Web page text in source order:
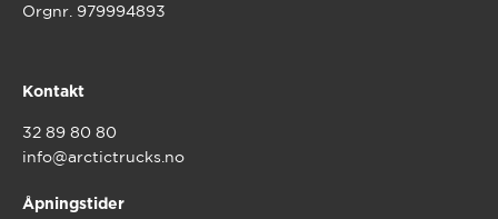
Orgnr. 979994893
Kontakt
32 89 80 80
info@arctictrucks.no
Åpningstider